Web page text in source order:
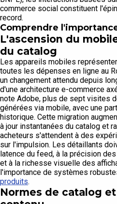
commerce social constituent
record.
Comprendre
L'ascension du
du catalog
Les appareils mobiles
toutes les dépenses en ligne au
un changement attendu depuis
d'une architecture e-commerce
note Adobe, plus de sept visites
générées via mobile, avec une
historique. Cette migration
à jour instantanées du catalog et
acheteurs s'attendent à des
sur l'impulsion. Les détaillants
latence du feed, à la précision
et à la richesse visuelle des
l'importance de systèmes
produits.
Normes de catalog